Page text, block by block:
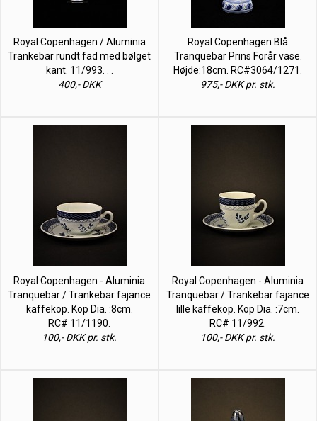
Royal Copenhagen / Aluminia
Trankebar rundt fad med bølget
kant. 11/993. . .
400,- DKK
Royal Copenhagen Blå
Tranquebar Prins Forår vase.
Højde:18cm. RC#3064/1271.
975,- DKK pr. stk.
Royal Copenhagen - Aluminia
Tranquebar / Trankebar fajance
kaffekop. Kop Dia. :8cm.
RC# 11/1190.
100,- DKK pr. stk.
Royal Copenhagen - Aluminia
Tranquebar / Trankebar fajance
lille kaffekop. Kop Dia. :7cm.
RC# 11/992.
100,- DKK pr. stk.